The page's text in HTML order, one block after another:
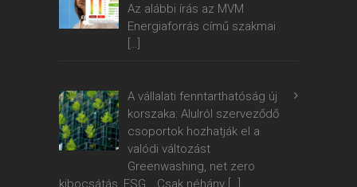
Az alábbi írás az MVM
Energiaforrás című szakmai
[…]
A vállalati fenntarthatóság új
korszaka: Alulról szerveződő
csoportok hozhatják el a
valódi változást
Greenwashing, net zero
kibocsátás, ESG… Csak néhány